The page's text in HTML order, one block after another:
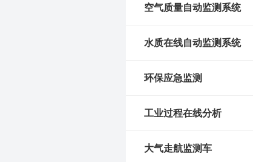
空气质量自动监测系统
水质在线自动监测系统
环保应急监测
工业过程在线分析
大气走航监测车